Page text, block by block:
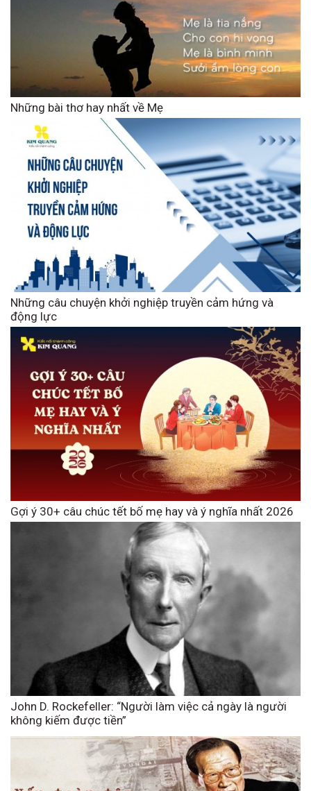
Những bài thơ hay nhất về Mẹ
Những câu chuyện khởi nghiệp truyền cảm hứng và
động lực
Gợi ý 30+ câu chúc tết bố mẹ hay và ý nghĩa nhất 2026
John D. Rockefeller: “Người làm việc cả ngày là người
không kiếm được tiền”